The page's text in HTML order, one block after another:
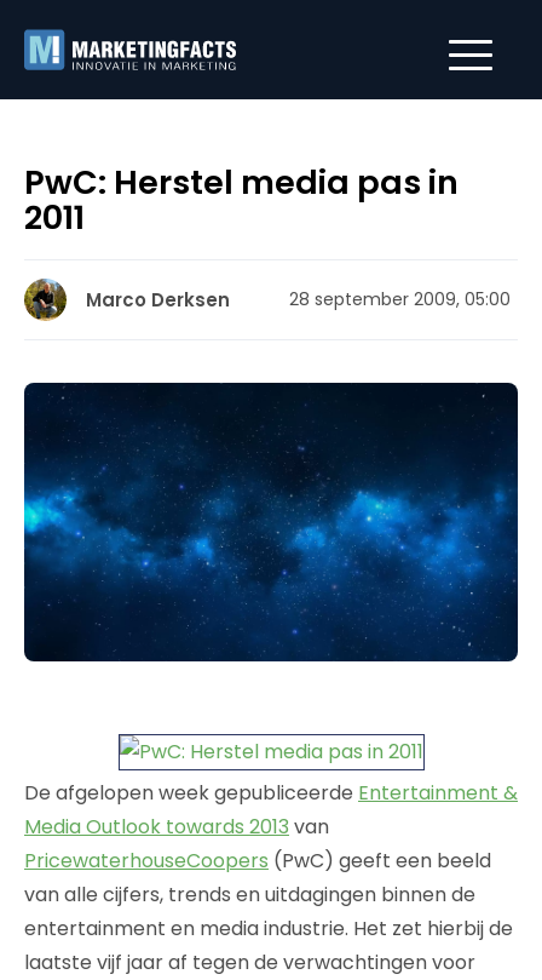
PwC: Herstel media pas in
2011
Marco Derksen 28 september 2009, 05:00
De afgelopen week gepubliceerde Entertainment &
Media Outlook towards 2013 van
PricewaterhouseCoopers (PwC) geeft een beeld
van alle cijfers, trends en uitdagingen binnen de
entertainment en media industrie. Het zet hierbij de
laatste vijf jaar af tegen de verwachtingen voor